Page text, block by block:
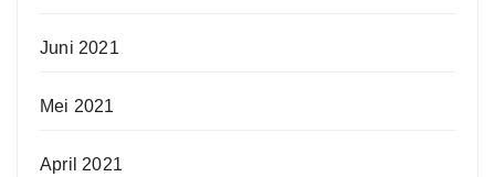
Juni 2021
Mei 2021
April 2021